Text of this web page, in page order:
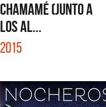
CHAMAMÉ (JUNTO A
LOS AL...
2015